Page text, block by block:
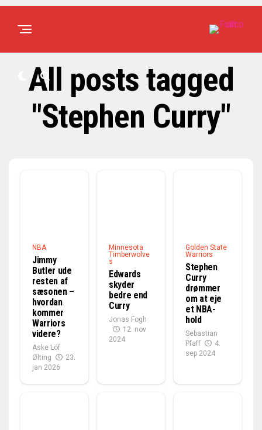
All posts tagged
"Stephen Curry"
NBA
Jimmy
Butler ude
resten af
sæsonen –
hvordan
kommer
Warriors
videre?
Aske Löf
Ølting
23.
jan 2026
Minnesota
Timberwolve
s
Edwards
skyder
bedre end
Curry
Jonas Fogh
12. nov
2024
Golden State
Warriors
Stephen
Curry
drømmer
om at eje
et NBA-
hold
Sebastian
Pfaff
4.
sep 2024